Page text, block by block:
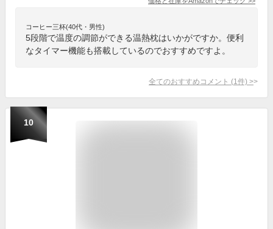
コーヒー三杯(40代・男性)
5段階で温度の調節ができる温熱枕はいかがですか。便利
なタイマー機能も搭載しているのでおすすめですよ。
全てのおすすめコメント (1 件) >
10